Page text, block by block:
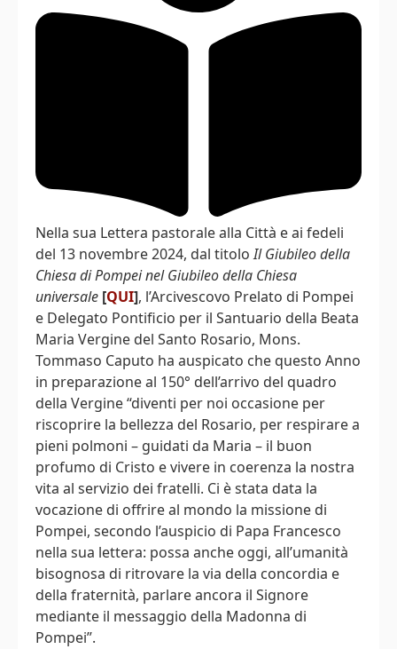
Nella sua Lettera pastorale alla Città e ai fedeli
del 13 novembre 2024, dal titoloIl Giubileo della
Chiesa di Pompei nel Giubileo della Chiesa
universale [QUI], l’Arcivescovo Prelato di Pompei
e Delegato Pontificio per il Santuario della Beata
Maria Vergine del Santo Rosario, Mons.
Tommaso Caputo ha auspicato che questo Anno
in preparazione al 150° dell’arrivo del quadro
della Vergine “diventi per noi occasione per
riscoprire la bellezza del Rosario, per respirare a
pieni polmoni – guidati da Maria – il buon
profumo di Cristo e vivere in coerenza la nostra
vita al servizio dei fratelli. Ci è stata data la
vocazione di offrire al mondo la missione di
Pompei, secondo l’auspicio di Papa Francesco
nella sua lettera: possa anche oggi, all’umanità
bisognosa di ritrovare la via della concordia e
della fraternità, parlare ancora il Signore
mediante il messaggio della Madonna di
Pompei”.